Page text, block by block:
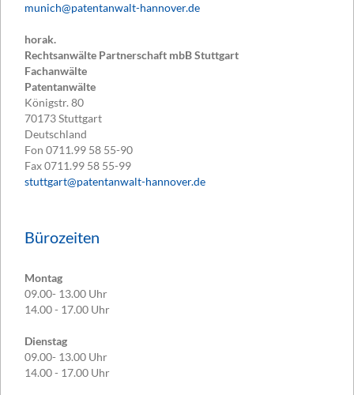
munich@patentanwalt-hannover.de
horak.
Rechtsanwälte Partnerschaft mbB Stuttgart
Fachanwälte
Patentanwälte
Königstr. 80
70173Stuttgart
Deutschland
Fon 0711.99 58 55-90
Fax0711.99 58 55-99
stuttgart@patentanwalt-hannover.de
Bürozeiten
Montag
09.00- 13.00 Uhr
14.00 - 17.00 Uhr
Dienstag
09.00- 13.00 Uhr
14.00 - 17.00 Uhr